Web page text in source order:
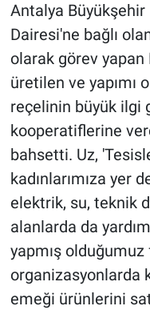
Antalya
Dairesi'ne bağlı
olarak görev
üretilen ve yapımı
reçelinin büyük ilgi
kooperatiflerine
bahsetti. Uz,
kadınlarımıza yer
elektrik, su, teknik
alanlarda da
yapmış
organizasyonlarda
emeği ürünlerini